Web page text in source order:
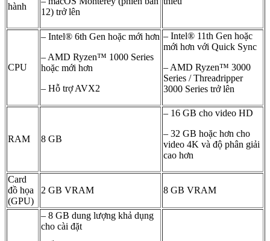
hành
12) trở lên
CPU
– Intel® 6th Gen hoặc mới hơn
– AMD Ryzen™ 1000 Series
hoặc mới hơn
– Hỗ trợ AVX2
– Intel® 11th Gen hoặc
mới hơn với Quick Sync
– AMD Ryzen™ 3000
Series / Threadripper
3000 Series trở lên
RAM 8 GB
– 16 GB cho video HD
– 32 GB hoặc hơn cho
video 4K và độ phân giải
cao hơn
Card
đồ họa
(GPU)
2 GB VRAM 8 GB VRAM
– 8 GB dung lượng khả dụng
cho cài đặt